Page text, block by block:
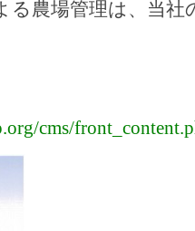
る農場管理は、当
cms/